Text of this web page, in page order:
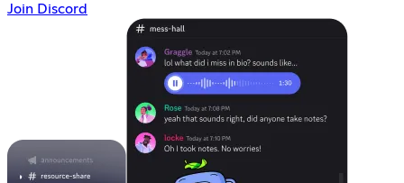
Join Discord